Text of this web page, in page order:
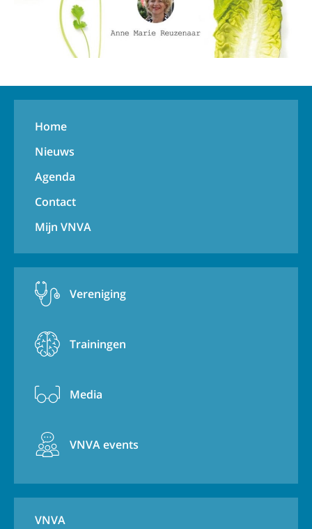
Home
Nieuws
Agenda
Contact
Mijn VNVA
Vereniging
Trainingen
Media
VNVA events
VNVA